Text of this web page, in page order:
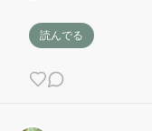
読んでる